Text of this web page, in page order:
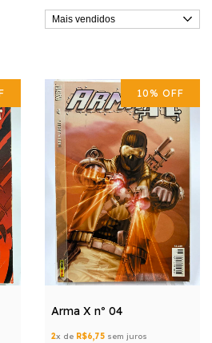
10% OFF
Arma X nº 04
2x de R$6,75 sem juros